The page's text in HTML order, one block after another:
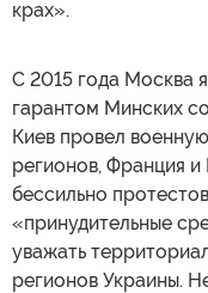
крах».
С 2015 года Москва
гарантом Минских
Киев провел
регионов, Франция и
бессильно
«принудительные
уважать
регионов Украины.